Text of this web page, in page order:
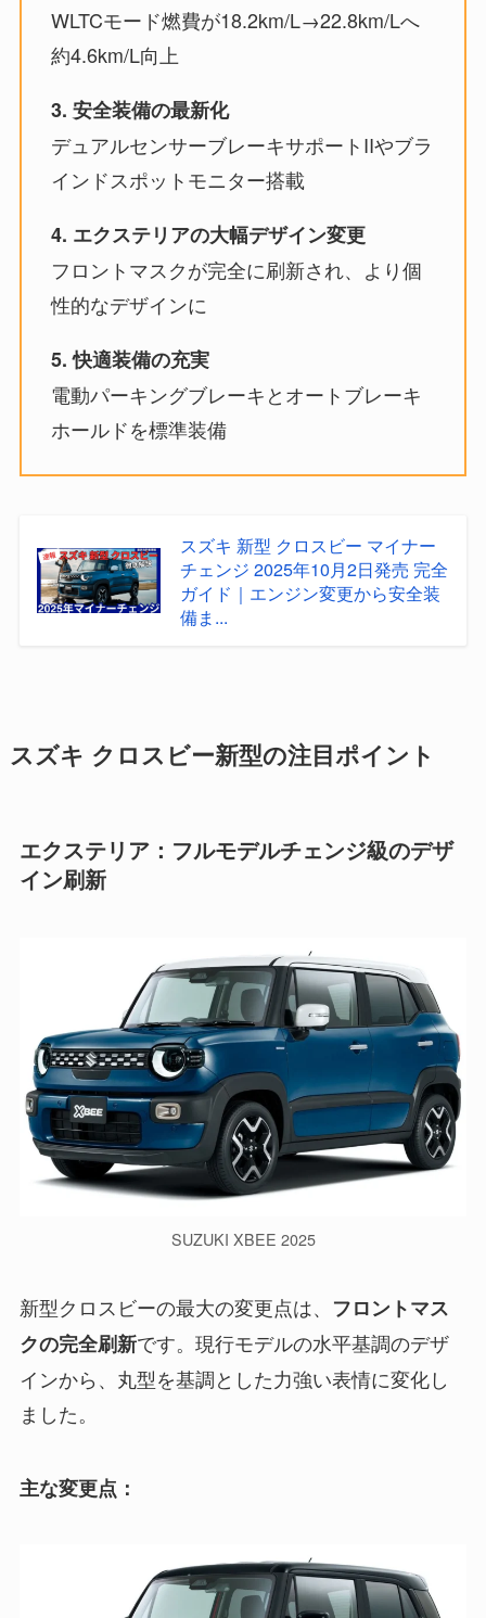
WLTCモード燃費が18.2km/L→22.8km/Lへ
約4.6km/L向上
3. 安全装備の最新化
デュアルセンサーブレーキサポートIIやブラ
インドスポットモニター搭載
4. エクステリアの大幅デザイン変更
フロントマスクが完全に刷新され、より個
性的なデザインに
5. 快適装備の充実
電動パーキングブレーキとオートブレーキ
ホールドを標準装備
スズキ 新型 クロスビー マイナー
チェンジ 2025年10月2日発売 完全
ガイド｜エンジン変更から安全装
備ま...
スズキ クロスビー新型の注目ポイント
エクステリア：フルモデルチェンジ級のデザ
イン刷新
SUZUKI XBEE 2025
新型クロスビーの最大の変更点は、 フロントマス
クの完全刷新です。現行モデルの水平基調のデザ
インから、丸型を基調とした力強い表情に変化し
ました。
主な変更点：